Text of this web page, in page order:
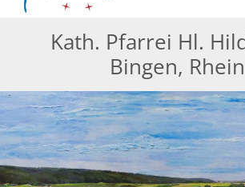
Kath. Pfarrei Hl.
Bingen,